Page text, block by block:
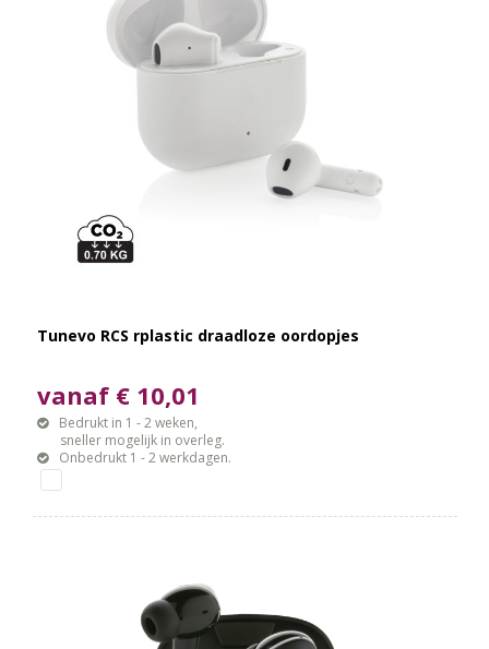
Tunevo RCS rplastic draadloze oordopjes
vanaf € 10,01
Bedrukt in 1 - 2 weken,
sneller mogelijk in overleg.
Onbedrukt 1 - 2 werkdagen.